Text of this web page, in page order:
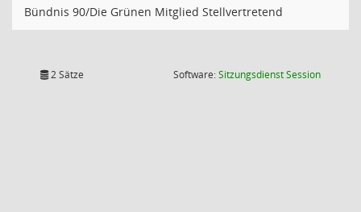
Bündnis 90/Die Grünen Mitglied Stellvertretend
2 Sätze Software:SitzungsdienstSession(Wird in